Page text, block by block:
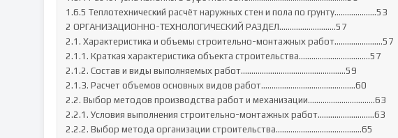
1.6.5 Теплотехнический расчёт наружных стен и пола по грунту……………..…53
2 ОРГАНИЗАЦИОННО-ТЕХНОЛОГИЧЕСКИЙ РАЗДЕЛ………………………57
2.1. Характеристика и объемы строительно-монтажных работ…………………..57
2.1.1. Краткая характеристика объекта строительства…………………………….57
2.1.2. Состав и виды выполняемых работ…………………………………………..59
2.1.3. Расчет объемов основных видов работ………………………………………60
2.2. Выбор методов производства работ и механизации…………………………..63
2.2.1. Условия выполнения строительно-монтажных работ………………………63
2.2.2. Выбор метода организации строительства…………………………………..65